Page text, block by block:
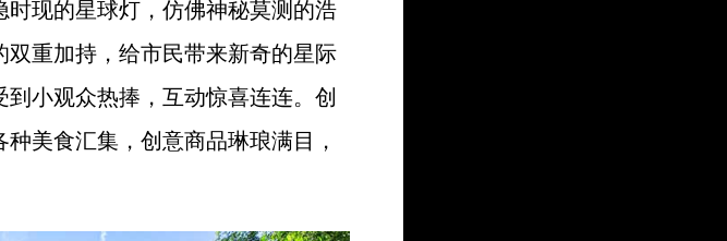
现的星球灯，仿佛神秘莫测的浩
重加持，给市民带来新奇的星际
小观众热捧，互动惊喜连连。创
美食汇集，创意商品琳琅满目，